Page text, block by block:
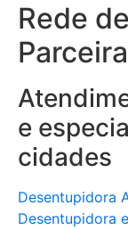
Rede
e
cidades
Desentupidora
Desentupidora